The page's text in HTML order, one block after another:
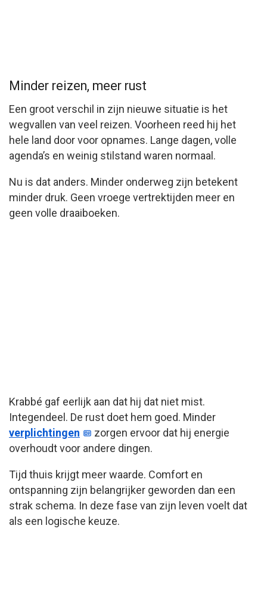
Minder reizen, meer rust
Een groot verschil in zijn nieuwe situatie is het
wegvallen van veel reizen. Voorheen reed hij het
hele land door voor opnames. Lange dagen, volle
agenda’s en weinig stilstand waren normaal.
Nu is dat anders. Minder onderweg zijn betekent
minder druk. Geen vroege vertrektijden meer en
geen volle draaiboeken.
Krabbé gaf eerlijk aan dat hij dat niet mist.
Integendeel. De rust doet hem goed. Minder
verplichtingen
zorgen ervoor dat hij energie
overhoudt voor andere dingen.
Tijd thuis krijgt meer waarde. Comfort en
ontspanning zijn belangrijker geworden dan een
strak schema. In deze fase van zijn leven voelt dat
als een logische keuze.